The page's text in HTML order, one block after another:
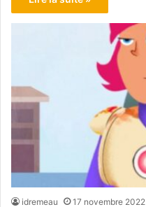
idremeau 17 novembre 2022